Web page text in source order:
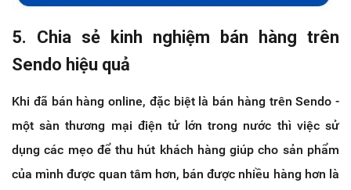
5. Chia sẻ kinh nghiệm bán hàng trên
Sendo hiệu quả
Khi đã bán hàng online, đặc biệt là bán hàng trên Sendo -
một sàn thương mại điện tử lớn trong nước thì việc sử
dụng các mẹo để thu hút khách hàng giúp cho sản phẩm
của mình được quan tâm hơn, bán được nhiều hàng hơn là